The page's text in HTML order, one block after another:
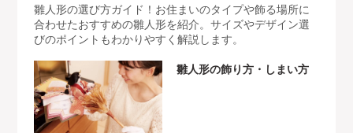
雛人形の選び方ガイド！お住まいのタイプや飾る場所に
合わせたおすすめの雛人形を紹介。サイズやデザイン選
びのポイントもわかりやすく解説します。
雛人形の飾り方・しまい方